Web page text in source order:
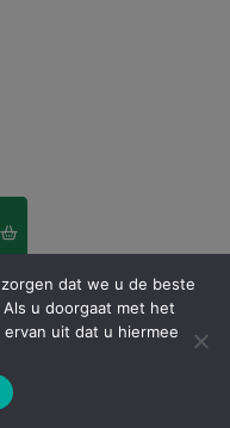
dat we u de beste
u doorgaat met het
uit dat u hiermee